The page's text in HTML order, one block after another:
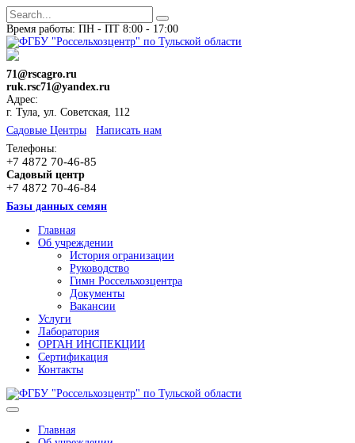
Время работы: ПН - ПТ 8:00 - 17:00
71@rscagro.ru
ruk.rsc71@yandex.ru
Адрес:
г. Тула, ул. Советская, 112
Cадовые Центры
Написать нам
Телефоны:
+7 4872 70-46-85
Садовый центр
+7 4872 70-46-84
Базы данных семян
Главная
Об учреждении
История огранизации
Руководство
Гимн Россельхозцентра
Документы
Вакансии
Услуги
Лаборатория
ОРГАН ИНСПЕКЦИИ
Сертификация
Контакты
Главная